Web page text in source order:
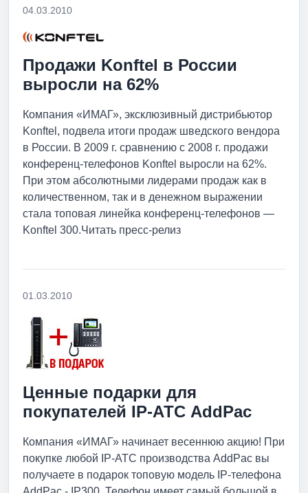
04.03.2010
Продажи Konftel в России
выросли на 62%
Компания «ИМАГ», эксклюзивный дистрибьютор
Konftel, подвела итоги продаж шведского вендора
в России. В 2009 г. сравнению с 2008 г. продажи
конференц-телефонов Konftel выросли на 62%.
При этом абсолютными лидерами продаж как в
количественном, так и в денежном выражении
стала топовая линейка конференц-телефонов —
Konftel 300.Читать пресс-релиз
01.03.2010
Ценные подарки для
покупателей IP-АТС AddPac
Компания «ИМАГ» начинает весеннюю акцию! При
покупке любой IP-АТС производства AddPac вы
получаете в подарок топовую модель IP-телефона